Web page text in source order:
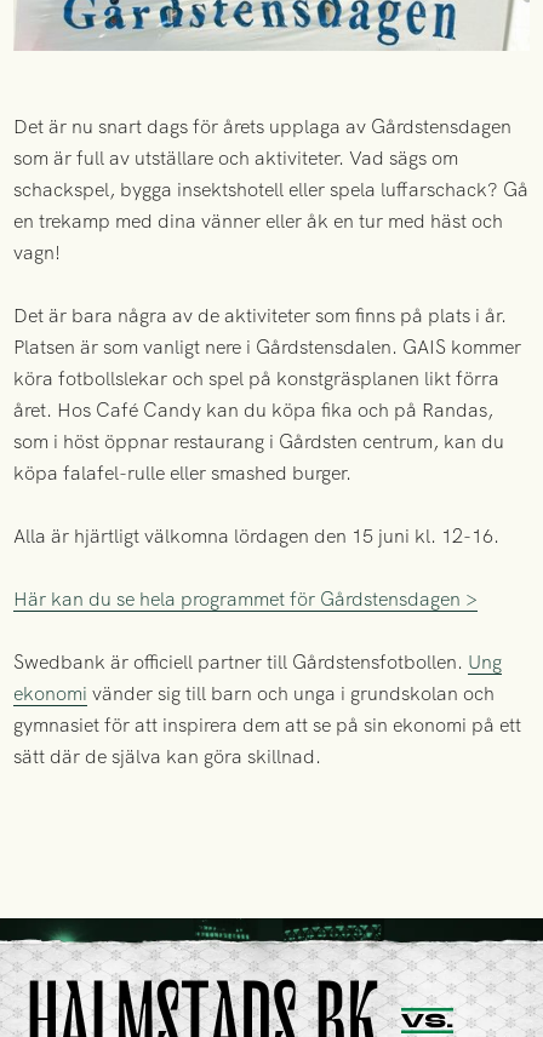
Det är nu snart dags för årets upplaga av Gårdstensdagen
som är full av utställare och aktiviteter. Vad sägs om
schackspel, bygga insektshotell eller spela luffarschack? Gå
en trekamp med dina vänner eller åk en tur med häst och
vagn!
Det är bara några av de aktiviteter som finns på plats i år.
Platsen är som vanligt nere i Gårdstensdalen. GAIS kommer
köra fotbollslekar och spel på konstgräsplanen likt förra
året. Hos Café Candy kan du köpa fika och på Randas,
som i höst öppnar restaurang i Gårdsten centrum, kan du
köpa falafel-rulle eller smashed burger.
Alla är hjärtligt välkomna lördagen den 15 juni kl. 12-16.
Här kan du se hela programmet för Gårdstensdagen >
Swedbank är officiell partner till Gårdstensfotbollen. Ung
ekonomi vänder sig till barn och unga i grundskolan och
gymnasiet för att inspirera dem att se på sin ekonomi på ett
sätt där de själva kan göra skillnad.